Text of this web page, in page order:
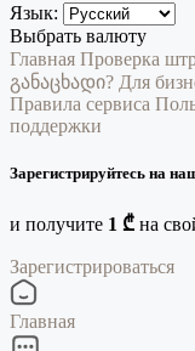
Язык:
Выбрать валюту
Главная Проверка
განაცხადი? Для
Правила сервиса
поддержки
Зарегистрируйтесь на
и получите 1 ₾ на
Зарегистрироваться
Главная